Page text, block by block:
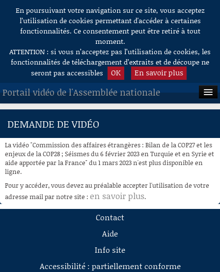
Aller au contenu
En poursuivant votre navigation sur ce site, vous acceptez
l’utilisation de cookies permettant d'accéder à certaines
fonctionnalités. Ce consentement peut être retiré à tout
moment.
ATTENTION : si vous n’acceptez pas l’utilisation de cookies, les
fonctionnalités de téléchargement d’extraits et de découpe ne
seront pas accessibles
OK En savoir plus
Portail vidéo de l'Assemblée nationale
ACCUEIL
À LA DEMANDE
RECHERCHE
AIDE À LA DÉCOUPE
DE VIDÉOS
DEMANDE DE VIDÉO
La vidéo "Commission des affaires étrangères : Bilan de la COP27 et les
enjeux de la COP28 ; Séismes du 6 février 2023 en Turquie et en Syrie et
aide apportée par la France" du 1 mars 2023 n'est plus disponible en
ligne.
Pour y accéder, vous devez au préalable accepter l'utilisation de votre
adresse mail par notre site : en savoir plus.
Contact
Aide
Info site
Accessibilité : partiellement conforme